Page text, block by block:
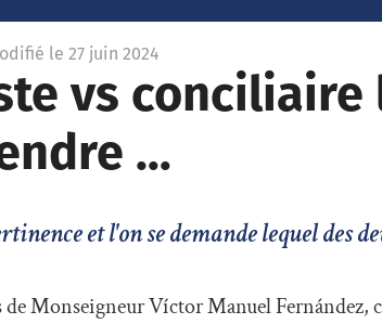
le 27 juin 2024
vs conciliaire
…
et l'on se demande lequel des
de Monseigneur Víctor Manuel Fernández,